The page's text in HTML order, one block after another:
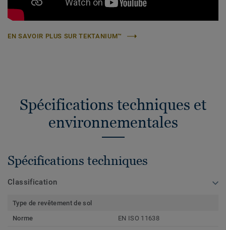
EN SAVOIR PLUS SUR TEKTANIUM™
Spécifications techniques et
environnementales
Spécifications techniques
Classification
Type de revêtement de sol
Norme
EN ISO 11638